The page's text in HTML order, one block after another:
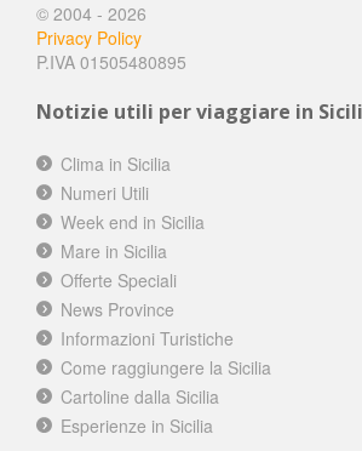
© 2004 - 2026
Privacy Policy
P.IVA 01505480895
Notizie utili per viaggiare in
Clima in Sicilia
Numeri Utili
Week end in Sicilia
Mare in Sicilia
Offerte Speciali
News Province
Informazioni Turistiche
Come raggiungere la Sicilia
Cartoline dalla Sicilia
Esperienze in Sicilia